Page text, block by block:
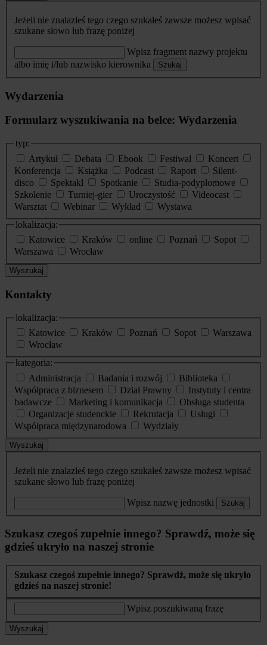
Jeżeli nie znalazłeś tego czego szukałeś zawsze możesz wpisać
szukane słowo lub frazę poniżej
Wpisz fragment nazwy projektu
albo imię i/lub nazwisko kierownika
Szukaj
Wydarzenia
Formularz wyszukiwania na belce: Wydarzenia
typ:
Artykuł
Debata Ebook Festiwal
Koncert
Konferencja
Książka Podcast Raport
Silent-
disco
Spektakl Spotkanie
Studia-podyplomowe
Szkolenie
Turniej-gier Uroczystość
Videocast
Warsztat
Webinar Wykład
Wystawa
lokalizacja:
Katowice
Kraków online Poznań
Sopot
Warszawa
Wrocław
Wyszukaj
Kontakty
lokalizacja:
Katowice
Kraków Poznań Sopot
Warszawa
Wrocław
kategoria:
Administracja
Badania i rozwój
Biblioteka
Współpraca z biznesem
Dział Prawny
Instytuty i centra
badawcze
Marketing i komunikacja
Obsługa studenta
Organizacje studenckie
Rekrutacja
Usługi
Współpraca międzynarodowa
Wydziały
Wyszukaj
Jeżeli nie znalazłeś tego czego szukałeś zawsze możesz wpisać
szukane słowo lub frazę poniżej
Wpisz nazwę jednostki Szukaj
Szukasz czegoś zupełnie innego? Sprawdź, może się
gdzieś ukryło na naszej stronie
Szukasz czegoś zupełnie innego? Sprawdź, może się ukryło
gdzieś na naszej stronie!
Wpisz poszukiwaną frazę
Wyszukaj